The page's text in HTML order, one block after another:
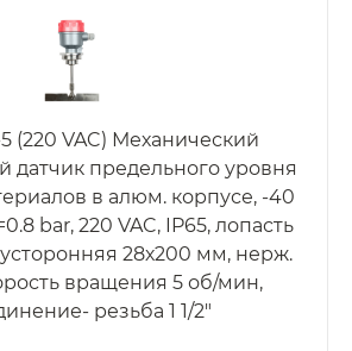
(220 VAC) Механический
датчик предельного уровня
в алюм. корпусе, -40
bar, 220 VAC, IP65, лопасть
28х200 мм, нерж.
вращения 5 об/мин,
резьба 1 1/2"